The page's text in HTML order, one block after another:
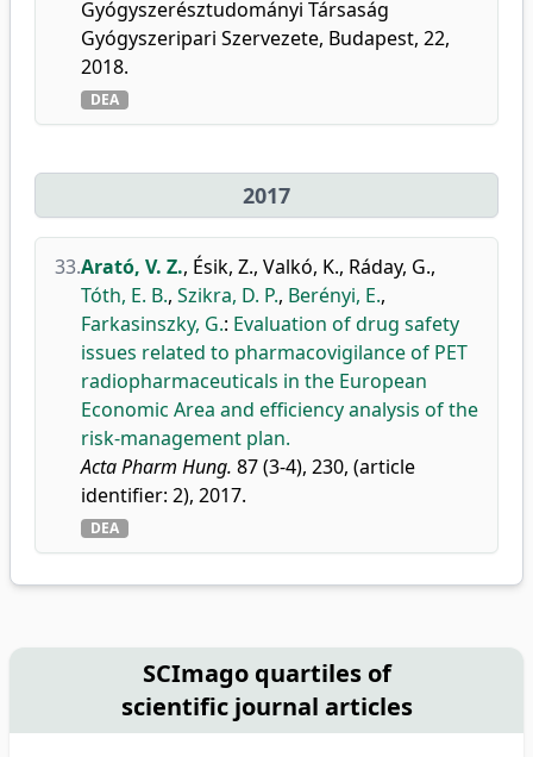
Gyógyszerésztudományi Társaság
Gyógyszeripari Szervezete, Budapest, 22,
2018.
DEA
2017
33.Arató, V. Z., Ésik, Z., Valkó, K., Ráday, G.,
Tóth, E. B., Szikra, D. P., Berényi, E.,
Farkasinszky, G.: Evaluation of drug safety
issues related to pharmacovigilance of PET
radiopharmaceuticals in the European
Economic Area and efficiency analysis of the
risk-management plan.
Acta Pharm Hung. 87 (3-4), 230, (article
identifier: 2), 2017.
DEA
SCImago quartiles of
scientific journal articles